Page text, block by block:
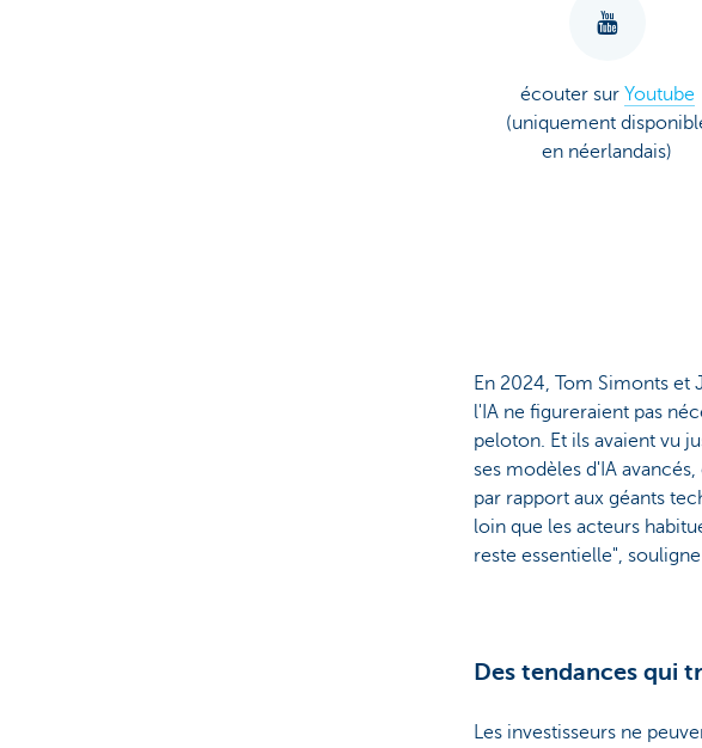
écouter sur Youtube
(uniquement
en néerlandais)
En 2024, Tom Simonts et
l'IA ne figureraient pas
peloton. Et ils avaient vu
ses modèles d'IA
par rapport aux géants
loin que les acteurs
reste essentielle",
Des tendances qui
Les investisseurs ne